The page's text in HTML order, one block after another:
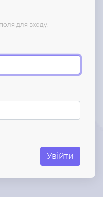
для входу:
Увійти